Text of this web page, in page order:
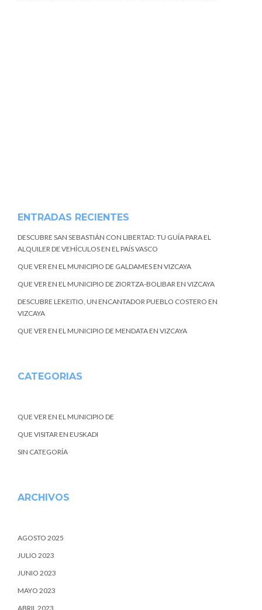
ENTRADAS RECIENTES
DESCUBRE SAN SEBASTIÁN CON LIBERTAD: TU GUÍA PARA EL
ALQUILER DE VEHÍCULOS EN EL PAÍS VASCO
QUE VER EN EL MUNICIPIO DE GALDAMES EN VIZCAYA
QUE VER EN EL MUNICIPIO DE ZIORTZA-BOLIBAR EN VIZCAYA
DESCUBRE LEKEITIO, UN ENCANTADOR PUEBLO COSTERO EN
VIZCAYA
QUE VER EN EL MUNICIPIO DE MENDATA EN VIZCAYA
CATEGORIAS
QUE VER EN EL MUNICIPIO DE
QUE VISITAR EN EUSKADI
SIN CATEGORÍA
ARCHIVOS
AGOSTO 2025
JULIO 2023
JUNIO 2023
MAYO 2023
ABRIL 2023